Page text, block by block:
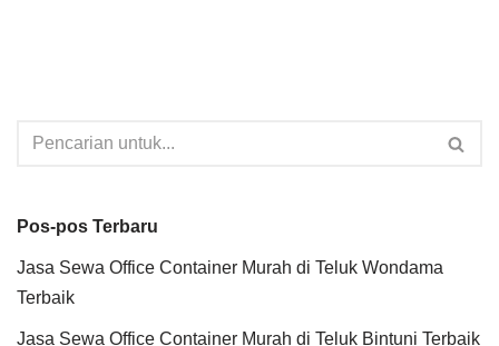
Pos-pos Terbaru
Jasa Sewa Office Container Murah di Teluk Wondama
Terbaik
Jasa Sewa Office Container Murah di Teluk Bintuni Terbaik